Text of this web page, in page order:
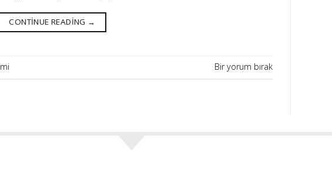
CONTINUE READING →
Bir yorum bırak